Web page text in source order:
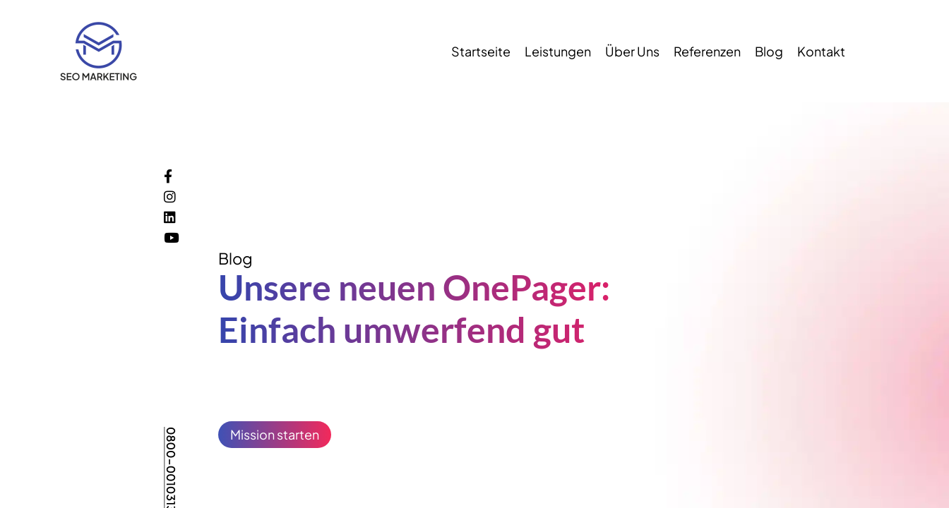
Startseite Leistungen Über Uns Referenzen Blog Kontakt
Blog
Unsere neuen OnePager:
Einfach umwerfend gut
Mission starten